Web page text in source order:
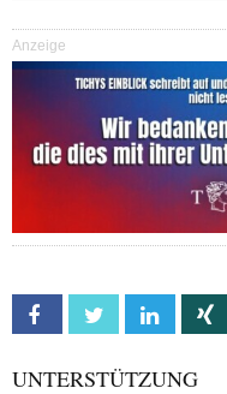
Anzeige
Facebook Twitter Linkedin
UNTERSTÜTZUNG